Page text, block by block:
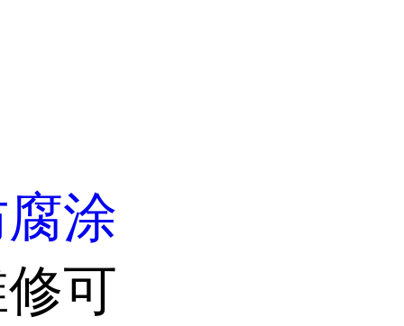
涂
可